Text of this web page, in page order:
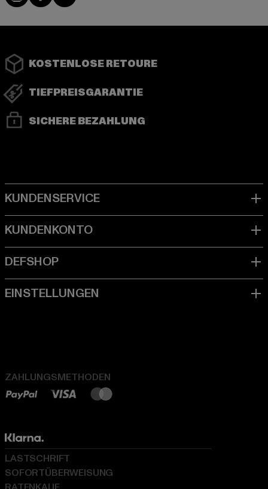
KOSTENLOSE RETOURE
TIEFPREISGARANTIE
SICHERE BEZAHLUNG
ZAHLUNGSMETHODEN
LASTSCHRIFT
SOFORTÜBERWEISUNG